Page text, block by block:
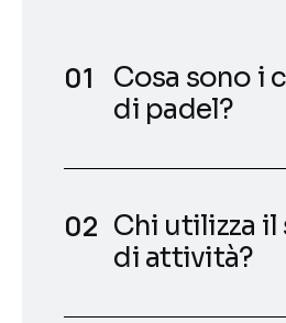
Cosa sono i
di padel?
Chi utilizza il
di attività?